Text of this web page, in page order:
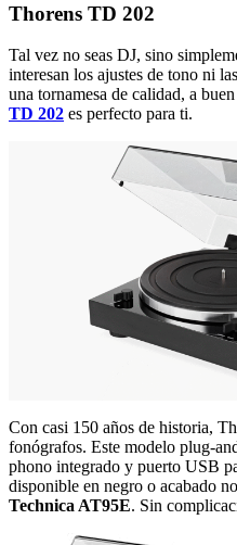
Thorens TD 202
Tal vez no seas DJ, sino
interesan los ajustes de tono ni
una tornamesa de calidad, a
TD 202 es perfecto para ti.
Con casi 150 años de historia,
fonógrafos. Este modelo plug-
phono integrado y puerto USB
disponible en negro o acabado
Technica AT95E. Sin